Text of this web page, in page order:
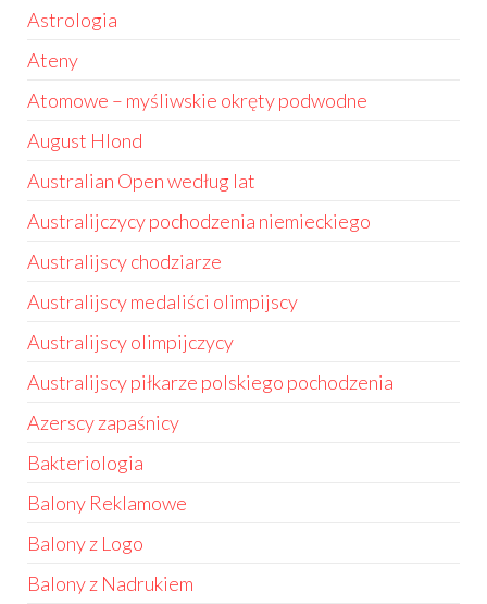
Astrologia
Ateny
Atomowe – myśliwskie okręty podwodne
August Hlond
Australian Open według lat
Australijczycy pochodzenia niemieckiego
Australijscy chodziarze
Australijscy medaliści olimpijscy
Australijscy olimpijczycy
Australijscy piłkarze polskiego pochodzenia
Azerscy zapaśnicy
Bakteriologia
Balony Reklamowe
Balony z Logo
Balony z Nadrukiem